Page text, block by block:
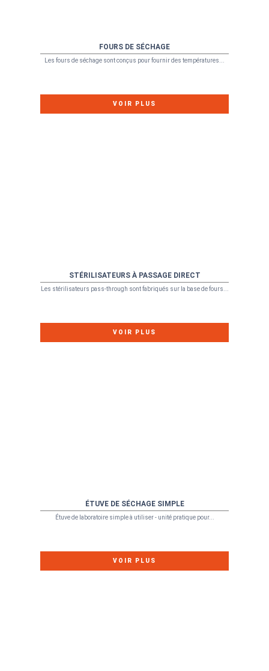
FOURS DE SÉCHAGE
Les fours de séchage sont conçus pour fournir des températures...
VOIR PLUS
STÉRILISATEURS À PASSAGE DIRECT
Les stérilisateurs pass-through sont fabriqués sur la base de fours...
VOIR PLUS
ÉTUVE DE SÉCHAGE SIMPLE
Étuve de laboratoire simple à utiliser - unité pratique pour...
VOIR PLUS